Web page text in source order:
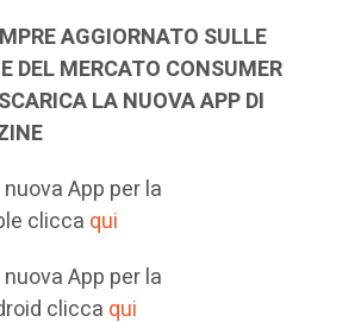
AGGIORNATO SULLE
DEL MERCATO CONSUMER
LA NUOVA APP DI
App per la
clicca qui
App per la
clicca qui